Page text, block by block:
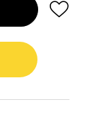
favorite_border